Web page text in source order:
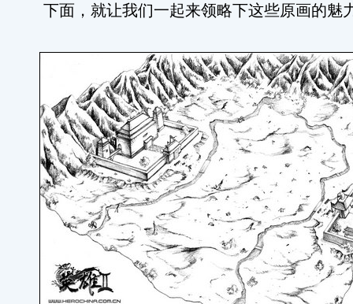
下面，就让我们一起来领略下这些原画的魅